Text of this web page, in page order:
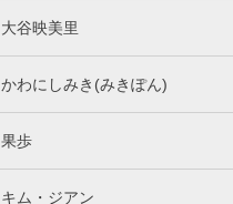
大谷映美里
かわにしみき(みきぽん)
果歩
キム・ジアン